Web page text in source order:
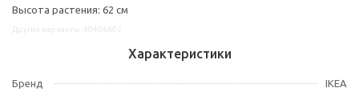
Высота растения: 62 см
Характеристики
Бренд IKEA